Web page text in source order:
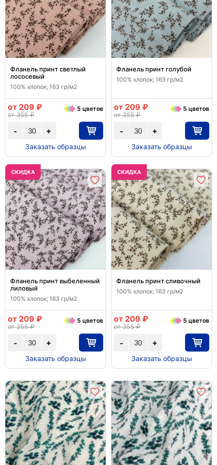
Фланель принт светлый
лососевый
100% хлопок; 163 гр/м2
+
-
от 209 ₽
от 355 ₽
5 цветов
Заказать образцы
Фланель принт голубой
100% хлопок; 163 гр/м2
+
-
от 209 ₽
от 355 ₽
5 цветов
Заказать образцы
CКИДКА
Фланель принт выбеленный
лиловый
100% хлопок; 163 гр/м2
+
-
от 209 ₽
от 355 ₽
5 цветов
Заказать образцы
CКИДКА
Фланель принт сливочный
100% хлопок; 163 гр/м2
+
-
от 209 ₽
от 355 ₽
5 цветов
Заказать образцы